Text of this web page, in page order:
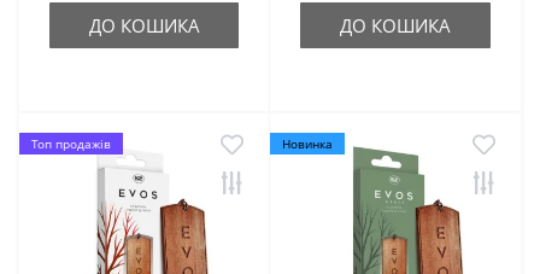
ДО КОШИКА ДО КОШИКА
Топ продажів Новинка